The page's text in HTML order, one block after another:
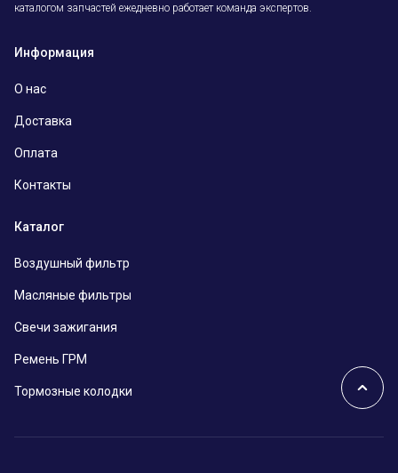
каталогом запчастей ежедневно работает команда экспертов.
Информация
О нас
Доставка
Оплата
Контакты
Каталог
Воздушный фильтр
Масляные фильтры
Свечи зажигания
Ремень ГРМ
Тормозные колодки